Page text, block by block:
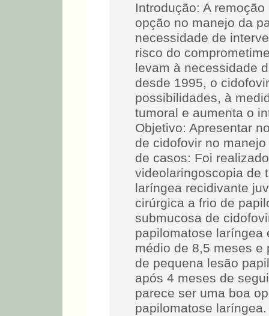
Introdução: A
opção no manejo da
necessidade de
risco do
levam à necessidade
desde 1995, o
possibilidades, à
tumoral e aumenta o
Objetivo: Apresentar
de cidofovir no
de casos: Foi
videolaringoscopia de
laríngea recidivante
cirúrgica a frio de
submucosa de
papilomatose laríngea
médio de 8,5 meses e
de pequena lesão
após 4 meses de
parece ser uma boa
papilomatose laríngea.